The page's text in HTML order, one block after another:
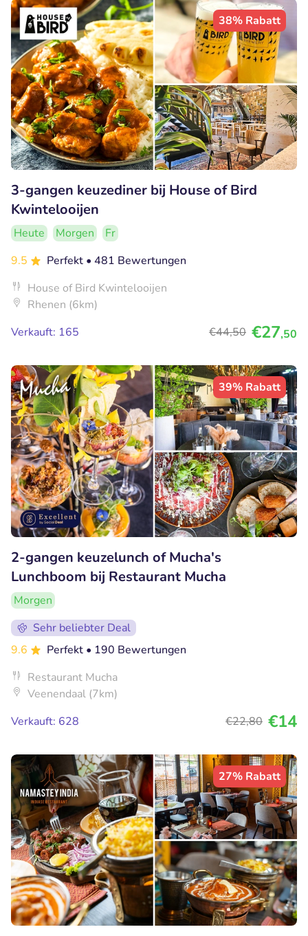
38% Rabatt
3-gangen keuzediner bij House of Bird
Kwintelooijen
Heute Morgen
Fr
9.5
Perfekt • 481 Bewertungen
House of Bird Kwintelooijen
Rhenen (6km)
Verkauft: 165
€44,50 €27,50
39% Rabatt
2-gangen keuzelunch of Mucha's
Lunchboom bij Restaurant Mucha
Morgen
Sehr beliebter Deal
9.6
Perfekt • 190 Bewertungen
Restaurant Mucha
Veenendaal (7km)
Verkauft: 628
€22,80 €14
27% Rabatt